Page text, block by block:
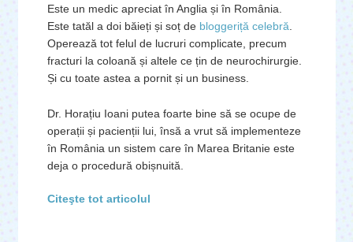
Este un medic apreciat în Anglia și în România.
Este tatăl a doi băieți și soț de bloggeriță celebră.
Operează tot felul de lucruri complicate, precum
fracturi la coloană și altele ce țin de neurochirurgie.
Și cu toate astea a pornit și un business.
Dr. Horațiu Ioani putea foarte bine să se ocupe de
operații și pacienții lui, însă a vrut să implementeze
în România un sistem care în Marea Britanie este
deja o procedură obișnuită.
Citeşte tot articolul